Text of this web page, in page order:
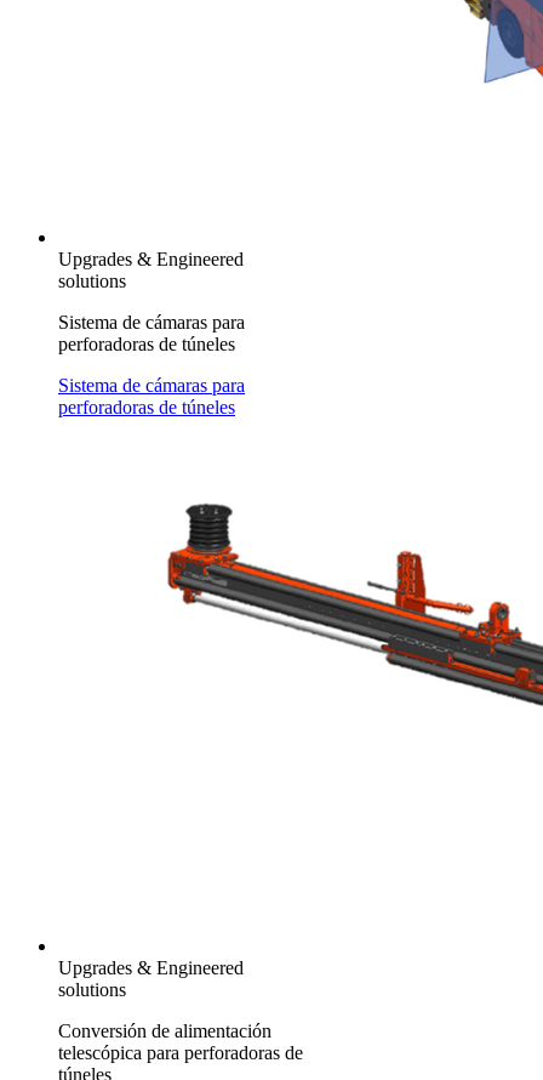
Upgrades & Engineered
solutions
Sistema de cámaras para
perforadoras de túneles
Sistema de cámaras para
perforadoras de túneles
Upgrades & Engineered
solutions
Conversión de alimentación
telescópica para perforadoras de
túneles